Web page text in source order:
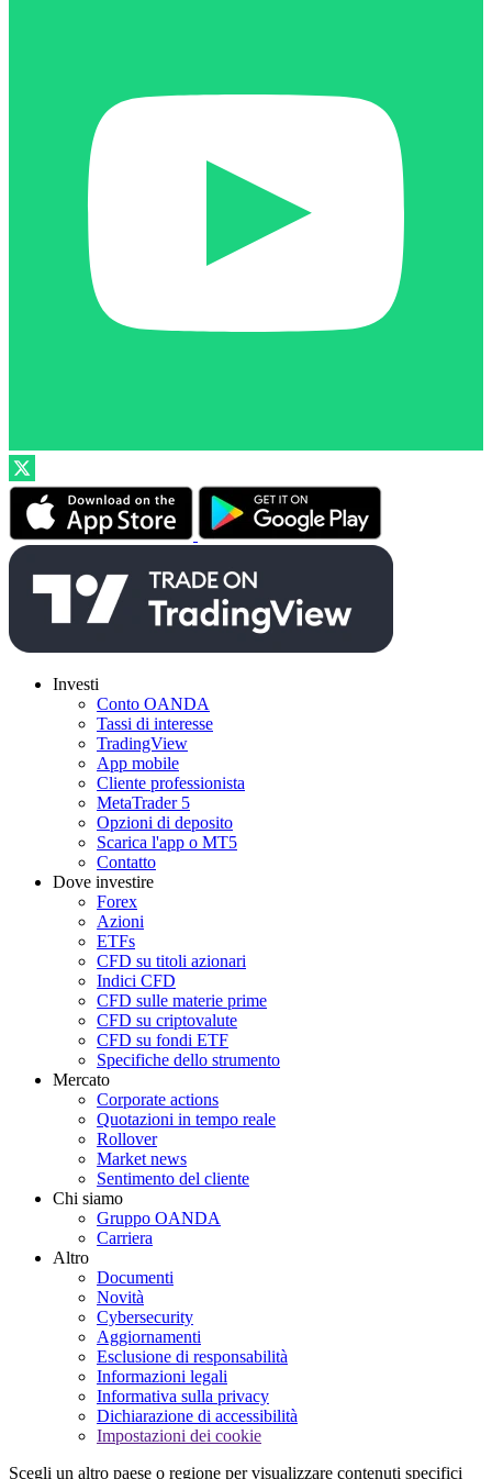
Investi
Conto OANDA
Tassi di interesse
TradingView
App mobile
Cliente professionista
MetaTrader 5
Opzioni di deposito
Scarica l'app o MT5
Contatto
Dove investire
Forex
Azioni
ETFs
CFD su titoli azionari
Indici CFD
CFD sulle materie prime
CFD su criptovalute
CFD su fondi ETF
Specifiche dello strumento
Mercato
Corporate actions
Quotazioni in tempo reale
Rollover
Market news
Sentimento del cliente
Chi siamo
Gruppo OANDA
Carriera
Altro
Documenti
Novità
Cybersecurity
Aggiornamenti
Esclusione di responsabilità
Informazioni legali
Informativa sulla privacy
Dichiarazione di accessibilità
Impostazioni dei cookie
Scegli un altro paese o regione per visualizzare contenuti specifici